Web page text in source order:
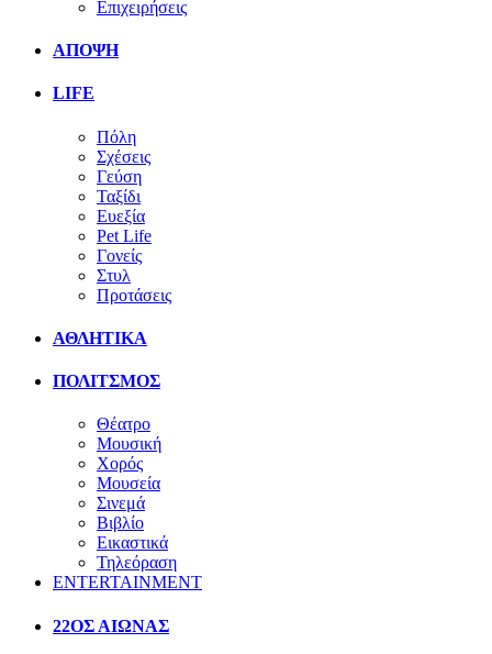
Επιχειρήσεις
ΑΠΟΨΗ
LIFE
Πόλη
Σχέσεις
Γεύση
Ταξίδι
Ευεξία
Pet Life
Γονείς
Στυλ
Προτάσεις
ΑΘΛΗΤΙΚΑ
ΠΟΛΙΤΣΜΟΣ
Θέατρο
Μουσική
Χορός
Μουσεία
Σινεμά
Βιβλίο
Εικαστικά
Τηλεόραση
ENTERTAINMENT
22ΟΣ ΑΙΩΝΑΣ